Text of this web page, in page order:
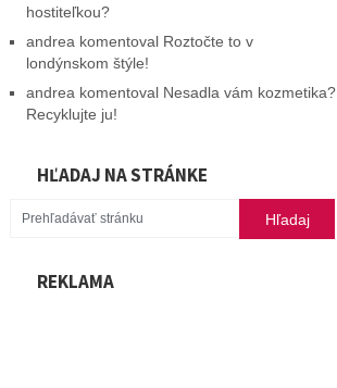
hostiteľkou?
andrea komentoval Roztočte to v
londýnskom štýle!
andrea komentoval Nesadla vám kozmetika?
Recyklujte ju!
HĽADAJ NA STRÁNKE
REKLAMA